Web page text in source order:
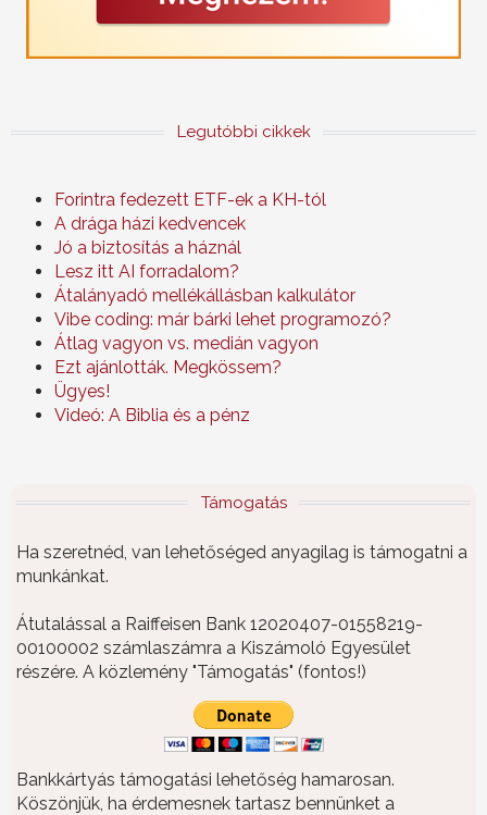
Legutóbbi cikkek
Forintra fedezett ETF-ek a KH-tól
A drága házi kedvencek
Jó a biztosítás a háznál
Lesz itt AI forradalom?
Átalányadó mellékállásban kalkulátor
Vibe coding: már bárki lehet programozó?
Átlag vagyon vs. medián vagyon
Ezt ajánlották. Megkössem?
Ügyes!
Videó: A Biblia és a pénz
Támogatás
Ha szeretnéd, van lehetőséged anyagilag is támogatni a
munkánkat.
Átutalással a Raiffeisen Bank 12020407-01558219-
00100002 számlaszámra a Kiszámoló Egyesület
részére. A közlemény "Támogatás" (fontos!)
Bankkártyás támogatási lehetőség hamarosan.
Köszönjük, ha érdemesnek tartasz bennünket a